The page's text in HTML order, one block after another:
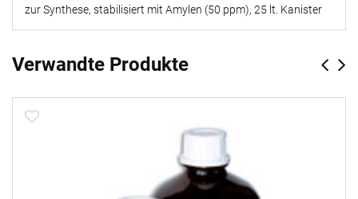
zur Synthese, stabilisiert mit Amylen (50 ppm), 25 lt. Kanister
Verwandte Produkte